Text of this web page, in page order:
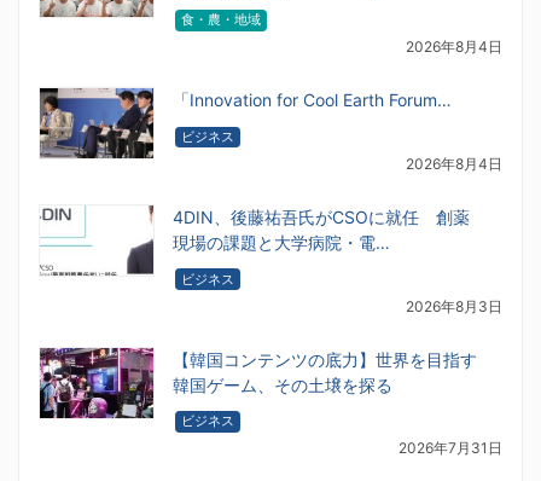
食・農・地域
2026年8月4日
「Innovation for Cool Earth Forum…
ビジネス
2026年8月4日
4DIN、後藤祐吾氏がCSOに就任 創薬
現場の課題と大学病院・電…
ビジネス
2026年8月3日
【韓国コンテンツの底力】世界を目指す
韓国ゲーム、その土壌を探る
ビジネス
2026年7月31日